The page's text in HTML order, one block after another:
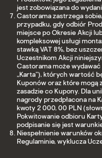
jest zobowiązana do
Castorama zastrzega
przypadku, gdy odbiór
miejsce po Okresie Akcji
kompleksowej usługi
stawką VAT 8%, bez
Uczestnikom Akcji
Castorama może
„Karta”), których wartość
Kuponów oraz które mogą
zasadzie co Kupony. Dla
nagrody przedpłacona na
kwoty 2 000, 00 PLN
Pokwitowanie odbioru
podpisanie się jest
Niespełnienie warunków
Regulaminie, wyklucza